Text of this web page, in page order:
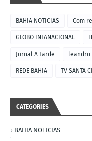
BAHIA NOTICIAS Com
GLOBO INTANACIONAL
Jornal A Tarde leandro
REDE BAHIA TV SANTA
CATEGORIES
BAHIA NOTICIAS